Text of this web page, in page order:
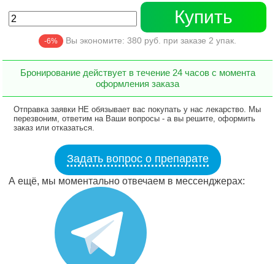
Купить
-6% Вы экономите: 380 руб. при заказе 2 упак.
Бронирование действует в течение 24 часов с момента
оформления заказа
Отправка заявки НЕ обязывает вас покупать у нас лекарство. Мы
перезвоним, ответим на Ваши вопросы - а вы решите, оформить
заказ или отказаться.
Задать вопрос о препарате
А ещё, мы моментально отвечаем в мессенджерах: